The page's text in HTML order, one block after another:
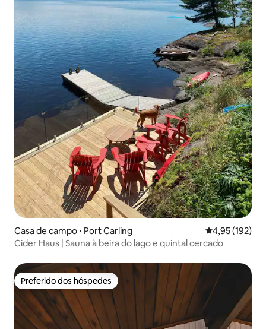
Casa de campo ⋅ Port Carling 4,95 de uma
4,95 (192)
Cider Haus | Sauna à beira do lago e quintal cercado
Preferido dos hóspedes
Preferido dos hóspedes